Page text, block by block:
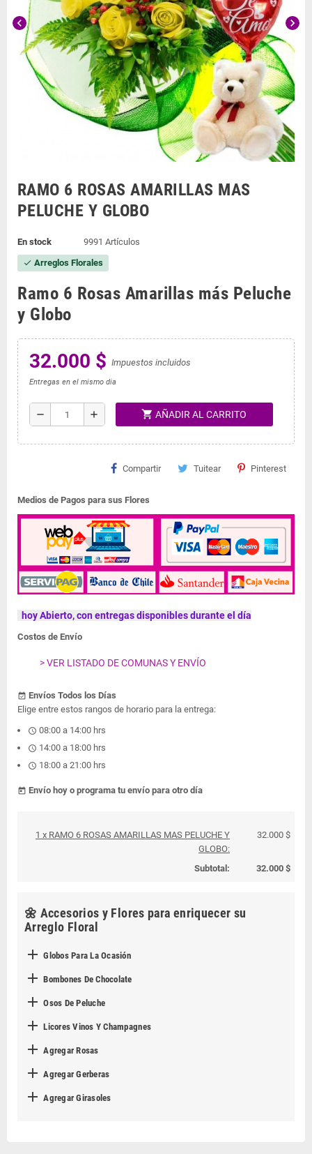
chevron_left chevron_right
RAMO 6 ROSAS AMARILLAS MAS
PELUCHE Y GLOBO
En stock 9991 Artículos
check Arreglos Florales
Ramo 6 Rosas Amarillas más Peluche
y Globo
32.000 $ Impuestos incluidos
Entregas en el mismo dia
remove add shopping_cart AÑADIR AL CARRITO
Compartir Tuitear Pinterest
Medios de Pagos para sus Flores
hoy Abierto, con entregas disponibles durante el día
Costos de Envío
> VER LISTADO DE COMUNAS Y ENVÍO
event_available Envíos Todos los Días
Elige entre estos rangos de horario para la entrega:
schedule 08:00 a 14:00 hrs
schedule 14:00 a 18:00 hrs
schedule 18:00 a 21:00 hrs
today Envío hoy o programa tu envío para otro día
1 x RAMO 6 ROSAS AMARILLAS MAS PELUCHE Y
GLOBO:
32.000 $
Subtotal: 32.000 $
🌼 Accesorios y Flores para enriquecer su
Arreglo Floral
 Globos Para La Ocasión
 Bombones De Chocolate
 Osos De Peluche
 Licores Vinos Y Champagnes
 Agregar Rosas
 Agregar Gerberas
 Agregar Girasoles